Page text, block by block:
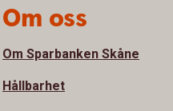
Om oss
Om Sparbanken Skåne
Hållbarhet